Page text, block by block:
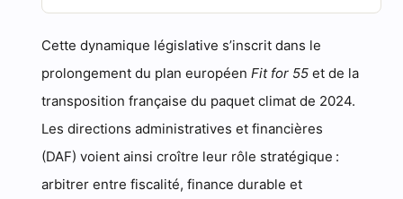
Cette dynamique législative s’inscrit dans le
prolongement du plan européenFit for 55 et de la
transposition française du paquet climat de 2024.
Les directions administratives et financières
(DAF) voient ainsi croître leur rôle stratégique :
arbitrer entre fiscalité, finance durable et